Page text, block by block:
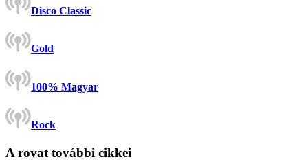
Disco Classic
Gold
100% Magyar
Rock
A rovat további cikkei